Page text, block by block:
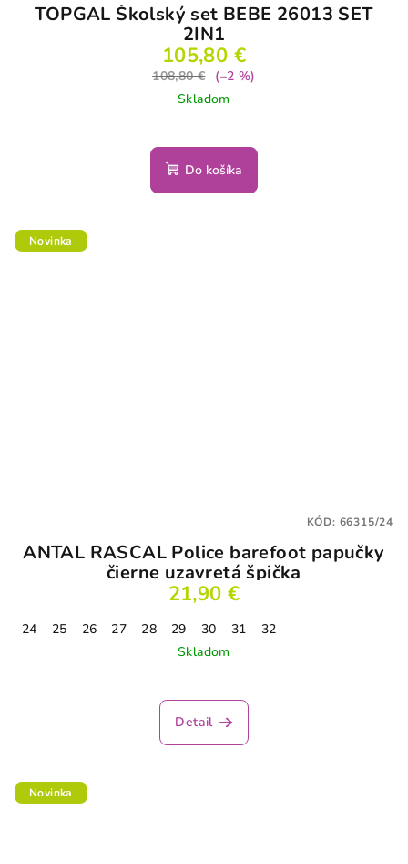
TOPGAL Školský set BEBE 26013 SET
2IN1
105,80 €
108,80 €
(–2 %)
Skladom
Do košíka
Novinka
ANTAL RASCAL Police barefoot papučky
čierne uzavretá špička
21,90 €
24 25 26 27 28 29 30 31
32
Skladom
Detail
KÓD: 66315/24
Novinka